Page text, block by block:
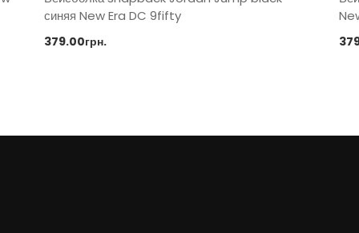
синяя New Era DC 9fifty
379.00грн.